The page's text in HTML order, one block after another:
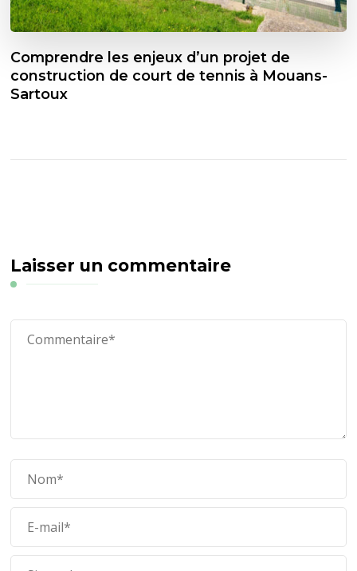
Comprendre les enjeux d’un projet de
construction de court de tennis à Mouans-
Sartoux
Laisser un commentaire